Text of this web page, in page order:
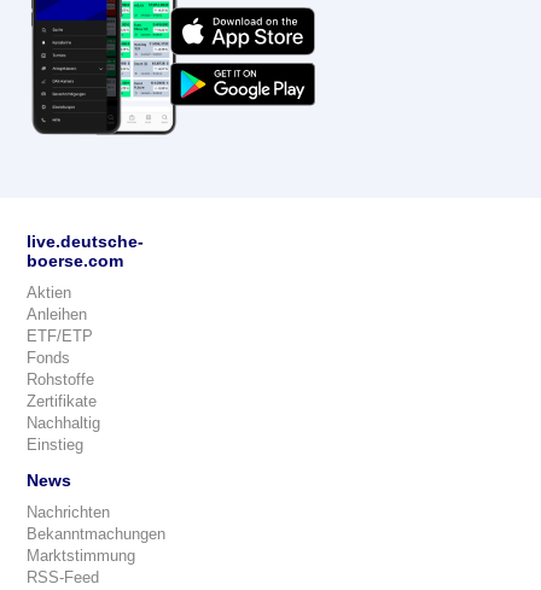
live.deutsche-
boerse.com
Aktien
Anleihen
ETF/ETP
Fonds
Rohstoffe
Zertifikate
Nachhaltig
Einstieg
News
Nachrichten
Bekanntmachungen
Marktstimmung
RSS-Feed